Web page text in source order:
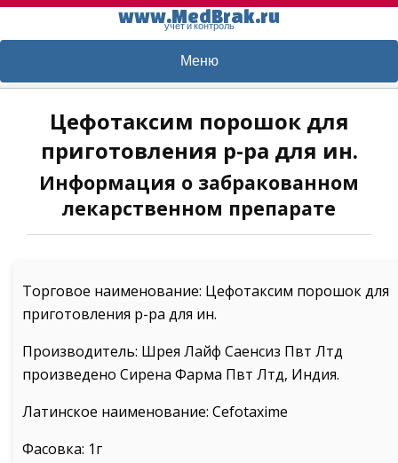
www.MedBrak.ru
учет и контроль
Меню
Цефотаксим порошок для
приготовления р-ра для ин.
Информация о забракованном
лекарственном препарате
Торговое наименование: Цефотаксим порошок для
приготовления р-ра для ин.
Производитель: Шрея Лайф Саенсиз Пвт Лтд
произведено Сирена Фарма Пвт Лтд, Индия.
Латинское наименование: Cefotaxime
Фасовка: 1г